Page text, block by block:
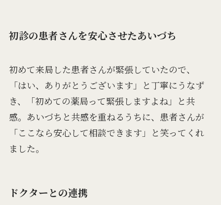
初診の患者さんを安心させたあいづち
初めて来局した患者さんが緊張していたので、
「はい、ありがとうございます」と丁寧にうなず
き、「初めての薬局って緊張しますよね」と共
感。あいづちと共感を重ねるうちに、患者さんが
「ここなら安心して相談できます」と笑ってくれ
ました。
ドクターとの連携